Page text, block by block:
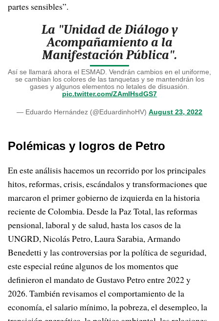
partes sensibles”.
La "Unidad de Diálogo y
Acompañamiento a la
Manifestación Pública".
Así se llamará ahora el ESMAD. Vendrán cambios en el uniforme,
se cambian los colores de las tanquetas y se mantendrán los
gases y algunos elementos no letales de disuasión.
pic.twitter.com/ZAmlHsdGS7
— Eduardo Hernández (@EduardinhoHV) August 23, 2022
Polémicas y logros de Petro
En este análisis hacemos un recorrido por los principales
hitos, reformas, crisis, escándalos y transformaciones que
marcaron el primer gobierno de izquierda en la historia
reciente de Colombia. Desde la Paz Total, las reformas
pensional, laboral y de salud, hasta los casos de la
UNGRD, Nicolás Petro, Laura Sarabia, Armando
Benedetti y las controversias por la política de seguridad,
este especial reúne algunos de los momentos que
definieron el mandato de Gustavo Petro entre 2022 y
2026. También revisamos el comportamiento de la
economía, el salario mínimo, la pobreza, el desempleo, la